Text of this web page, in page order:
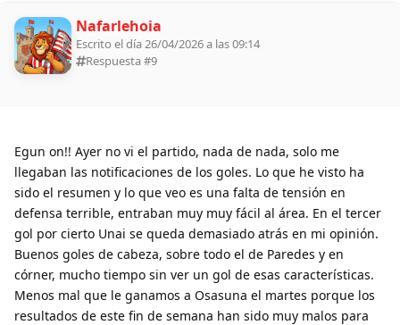
Nafarlehoia
Escrito el día 26/04/2026 a las 09:14
Respuesta #9
Egun on!! Ayer no vi el partido, nada de nada, solo me
llegaban las notificaciones de los goles. Lo que he visto ha
sido el resumen y lo que veo es una falta de tensión en
defensa terrible, entraban muy muy fácil al área. En el tercer
gol por cierto Unai se queda demasiado atrás en mi opinión.
Buenos goles de cabeza, sobre todo el de Paredes y en
córner, mucho tiempo sin ver un gol de esas características.
Menos mal que le ganamos a Osasuna el martes porque los
resultados de este fin de semana han sido muy malos para